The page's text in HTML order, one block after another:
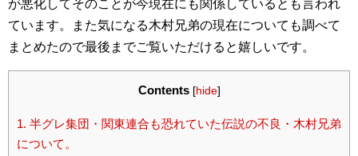
が悪化してそのことが今現在にも関係しているとも言われ
ています。また気になる木村兄弟の現在についても調べて
まとめたので最後までご覧いただけると嬉しいです。
Contents [hide]
1. 半グレ集団・関東連合も恐れていた伝説の不良・木村兄弟
について。